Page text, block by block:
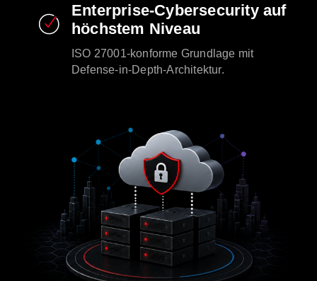
Enterprise-Cybersecurity auf
höchstem Niveau
ISO 27001-konforme Grundlage mit
Defense-in-Depth-Architektur.